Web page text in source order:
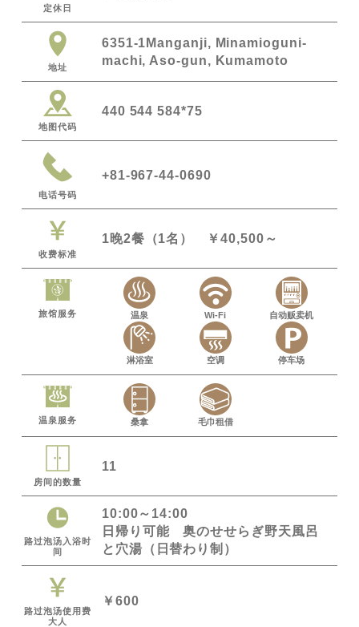
定休日
地址
6351-1Manganji, Minamioguni-
machi, Aso-gun, Kumamoto
地图代码
440 544 584*75
电话号码
+81-967-44-0690
收费标准
1晚2餐（1名） ￥40,500～
旅馆服务 温泉 Wi-Fi 自动贩卖机
淋浴室 空调 停车场
温泉服务 桑拿 毛巾租借
房间的数量
11
路过泡汤入浴时
间
10:00～14:00
日帰り可能 奥のせせらぎ野天風呂
と穴湯（日替わり制）
路过泡汤使用费
大人
￥600